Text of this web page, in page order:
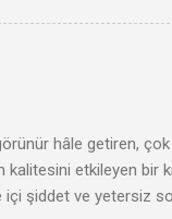
hâle getiren,
etkileyen bir
içi şiddet ve yetersiz